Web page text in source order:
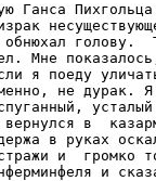
Ганса
голову.
Мне
я поеду
не дурак. Я
в
в руках
и  громко
и